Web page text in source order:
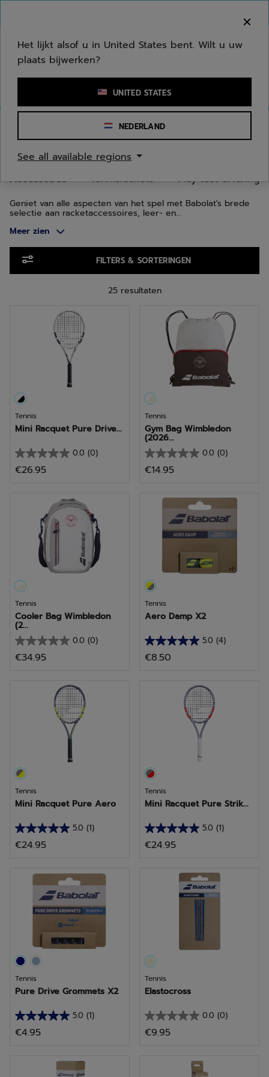
Een zoekwoord of een artikelnummer invoeren
Accessoires
TENNISACCESSOIRES
Tennisrackets Play test ervaring
Accessoires
Geniet van alle aspecten van het spel met Babolat's brede
selectie aan racketaccessoires, leer- en
gezondheid- en fitnessuitrusting en tennisbaanmateriaal.
Meer zien
FILTERS & SORTERINGEN
25 resultaten
Tennis
Mini Racquet Pure Drive...
0.0 (0)
0.0
van
sterren.
€26.95
Tennis
Gym Bag Wimbledon
(2026...
0.0 (0)
0.0
van
sterren.
€14.95
Tennis
Cooler Bag Wimbledon
(2...
0.0 (0)
0.0
van
€34.95
Tennis
Aero Damp X2
5.0 (4)
5.0
van
beoordelingen
€8.50
Tennis
Mini Racquet Pure Aero
5.0 (1)
5.0
van
sterren.
beoordeling
€24.95
Tennis
Mini Racquet Pure Strik...
5.0 (1)
5.0
van
sterren.
€24.95
Tennis
Pure Drive Grommets X2
5.0 (1)
5.0
van
€4.95
Tennis
Elastocross
0.0 (0)
0.0
van
€9.95
Het lijkt alsof u in United States bent. Wilt u uw
plaats bijwerken?
UNITED STATES
NEDERLAND
See all available regions